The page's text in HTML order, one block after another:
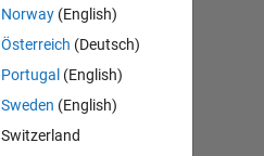
Norway(English)
Österreich (Deutsch)
Portugal (English)
Sweden (English)
Switzerland